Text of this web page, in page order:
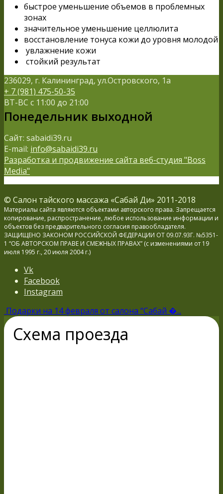
быстрое уменьшение объемов в проблемных
зонах
значительное уменьшение целлюлита
восстановление тонуса кожи до уровня молодой
увлажнение кожи
стойкий результат
236029, г. Калининград, ул.Островского, 1а
+ 7 (981) 475-50-35
ВТ-ВС с 11:00 до 21:00
Понедельник выходной
Сайт: sabaidi39.ru
E-mail: info@sabaidi39.ru
Разработка и продвижение сайта веб-студия "Boss
Media"
© Салон тайского массажа «Сабай Ди» 2011-2018
Материалы сайта являются объектами авторского права. Запрещается
копирование, распространение, любое использование информации и
объектов без предварительного согласия правообладателя.
ЗАЩИЩЕНО ЗАКОНОМ РОССИЙСКОЙ ФЕДЕРАЦИИ ОТ 09.07.93Г. №5351-
1 “ОБ АВТОРСКОМ ПРАВЕ И СМЕЖНЫХ ПРАВАХ” (с изменениями от 19
июля 1995 г., 20 июля 2004 г.)
Vk
Facebook
Instagram
Подарки на 14 февраля от салона “Сабай �...
Схема проезда